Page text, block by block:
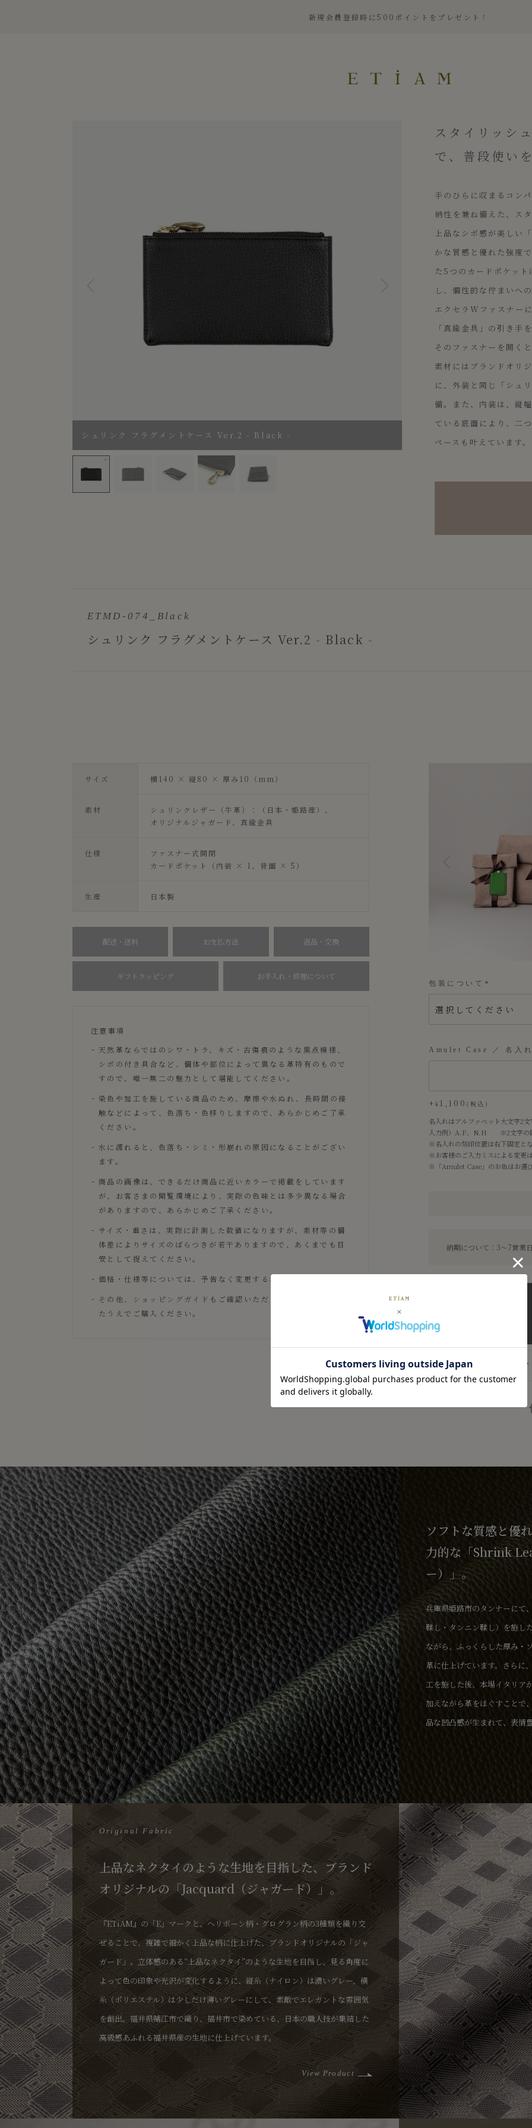
新規会員登録時に500ポイントをプレゼント！
シュリンク フラグメントケース Ver.2 - Black -
シュリンク フラグメントケース Ver.2 - Black -
スタイリッシ
で、普段使い
手のひらに収まるコン
納性を兼ね備えた、ス
上品なシボ感が美しい
かな質感と優れた強度
た5つのカードポケッ
し、個性的な佇まいへ
エクセラWファスナー
「真鍮金具」の引き手
そのファスナーを開く
素材にはブランドオリ
に、外装と同じ「シュ
備。また、内装は、縦
ている底面により、二
ペースも叶えています。
ETMD-074_Black
シュリンク フラグメントケース Ver.2 - Black -
サイズ 横140 × 縦80 × 厚み10（mm）
素材
シュリンクレザー（牛革）：（日本・姫路産）、
オリジナルジャガード、真鍮金具
仕様
ファスナー式開閉
カードポケット（内装 × 1、背面 × 5）
生産 日本製
配送・送料 お支払方法 返品・交換
ギフトラッピング お手入れ・修理について
注意事項
天然革ならではのシワ・トラ、キズ・古傷痕のような黒点模様、
シボの付き具合など、個体や部位によって異なる革特有のもので
すので、唯一無二の魅力として堪能してください。
染色や加工を施している商品のため、摩擦や水ぬれ、長時間の接
触などによって、色落ち・色移りしますので、あらかじめご了承
ください。
水に濡れると、色落ち・シミ・形崩れの原因になることがござい
ます。
商品の画像は、できるだけ商品に近いカラーで掲載をしています
が、お客さまの閲覧環境により、実際の色味とは多少異なる場合
がありますので、あらかじめご了承ください。
サイズ・重さは、実際に計測した数値になりますが、素材等の個
体差によりサイズのばらつきが若干ありますので、あくまでも目
安として捉えてください。
価格・仕様等については、予告なく変更する場合がございます。
その他、
ショッピングガイド もご確認いただき、ご理解いただい
たうえでご購入ください。
包装について
(
須
Amulet Case ／ 名入
+ ¥ 1,100 税込
名入れはアルファベット大文字2
入力例）A.F、N.H ※2文字の間
※名入れの刻印位置は右下固定と
※お客様のご入力ミスによる変更
※「Amulet Case」のお色はお選
納期について：3〜7営業
ショッピングガ
ソフトな質感と優
力的な「Shrink
ー）」。
兵庫県姫路市のタンナーにて
鞣し・タンニン鞣し）を施し
ながら、ふっくらした厚み・
革に仕上げています。さらに
工を施した後、本場イタリア
加えながら革をほぐすことで
品な凹凸感が生まれて、表情
な色味の調整にこだわり、ア
のある顔料を表面に薄く吹
の強度を兼ね備えながら、
いく革が誕生します。
Original Fabric
上品なネクタイのような生地を目指した、ブランド
オリジナルの「Jacquard（ジャガード）」。
『ETiAM』の「E」マークと、ヘリボーン柄・グログラン柄の3種類を織り交
ぜることで、複雑で細かく上品な柄に仕上げた、ブランドオリジナルの「ジャ
ガード」。立体感のある“上品なネクタイ”のような生地を目指し、見る角度に
よって色の印象や光沢が変化するように、縦糸（ナイロン）は濃いグレー、横
糸（ポリエステル）は少しだけ薄いグレーにして、素敵でエレガントな雰囲気
を創出。福井県鯖江市で織り、福井市で染めている、日本の職人技が集結した
高級感あふれる福井県産の生地に仕上げています。
View Product